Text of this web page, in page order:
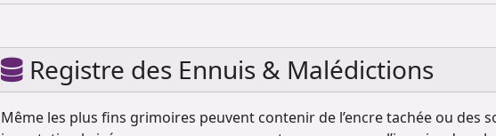
Registre des Ennuis & Malédictions
Même les plus fins grimoires peuvent contenir de l’encre tachée ou des